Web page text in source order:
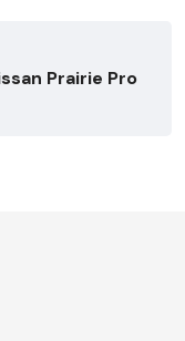
Prairie Pro